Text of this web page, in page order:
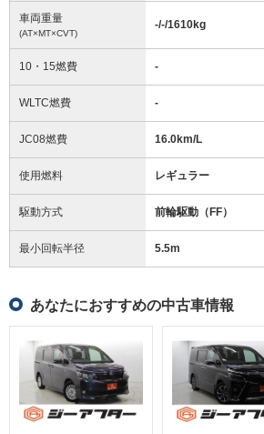
車両重量
(AT×MT×CVT)
-/-/1610kg
10・15燃費 -
WLTC燃費 -
JC08燃費 16.0km/L
使用燃料 レギュラー
駆動方式 前輪駆動（FF）
最小回転半径 5.5m
あなたにおすすめの中古車情報